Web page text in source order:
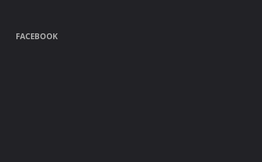
FACEBOOK